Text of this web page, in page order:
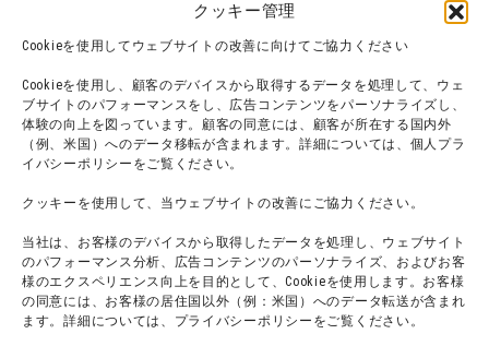
クッキー管理
Cookieを使用してウェブサイトの改善に向けてご協力ください
Cookieを使用し、顧客のデバイスから取得するデータを処理して、ウェ
ブサイトのパフォーマンスをし、広告コンテンツをパーソナライズし、
体験の向上を図っています。顧客の同意には、顧客が所在する国内外
（例、米国）へのデータ移転が含まれます。詳細については、個人プラ
イバシーポリシーをご覧ください。
クッキーを使用して、当ウェブサイトの改善にご協力ください。
当社は、お客様のデバイスから取得したデータを処理し、ウェブサイト
のパフォーマンス分析、広告コンテンツのパーソナライズ、およびお客
様のエクスペリエンス向上を目的として、Cookieを使用します。お客様
の同意には、お客様の居住国以外（例：米国）へのデータ転送が含まれ
ます。詳細については、プライバシーポリシーをご覧ください。
チームビルディング計画
よくある質問・
お問い合わせ
プレスリリース
SNS
法令に基づく表記
スタッフ募集